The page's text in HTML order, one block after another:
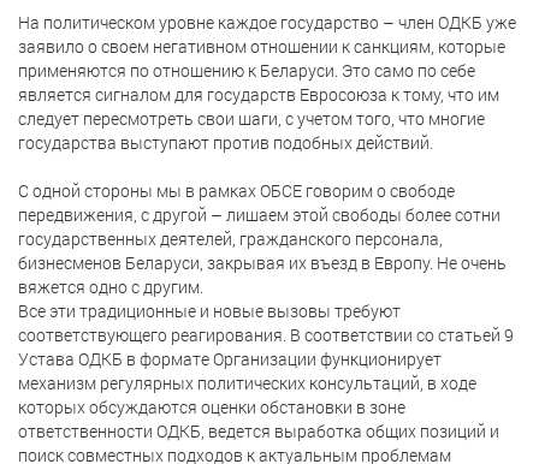
На политическом уровне каждое государство – член ОДКБ уже
заявило о своем негативном отношении к санкциям, которые
применяются по отношению к Беларуси. Это само по себе
является сигналом для государств Евросоюза к тому, что им
следует пересмотреть свои шаги, с учетом того, что многие
государства выступают против подобных действий.
С одной стороны мы в рамках ОБСЕ говорим о свободе
передвижения, с другой – лишаем этой свободы более сотни
государственных деятелей, гражданского персонала,
бизнесменов Беларуси, закрывая их въезд в Европу. Не очень
вяжется одно с другим.
Все эти традиционные и новые вызовы требуют
соответствующего реагирования. В соответствии со статьей 9
Устава ОДКБ в формате Организации функционирует
механизм регулярных политических консультаций, в ходе
которых обсуждаются оценки обстановки в зоне
ответственности ОДКБ, ведется выработка общих позиций и
поиск совместных подходов к актуальным проблемам